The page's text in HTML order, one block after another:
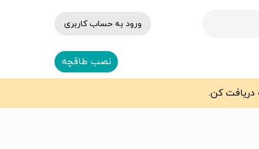
ورود به حساب کاربری
نصب طاقچه